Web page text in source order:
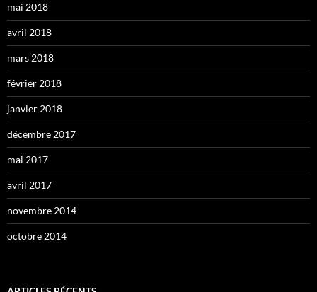
mai 2018
avril 2018
mars 2018
février 2018
janvier 2018
décembre 2017
mai 2017
avril 2017
novembre 2014
octobre 2014